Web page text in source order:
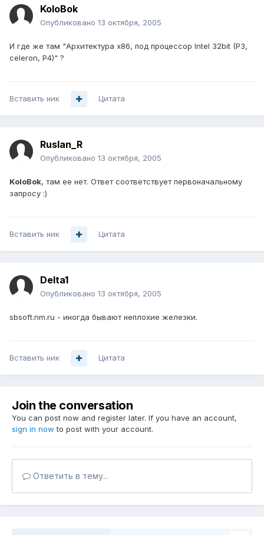
KoloBok
Опубликовано 13 октября, 2005
И где же там "Архитектура x86, под процессор Intel 32bit (P3,
celeron, P4)" ?
Вставить ник Цитата
Ruslan_R
Опубликовано 13 октября, 2005
KoloBok, там ее нет. Ответ соответствует первоначальному
запросу :)
Вставить ник Цитата
Delta1
Опубликовано 13 октября, 2005
sbsoft.nm.ru - иногда бывают неплохие железки.
Вставить ник Цитата
Join the conversation
You can post now and register later. If you have an account,
sign in now to post with your account.
Ответить в тему...